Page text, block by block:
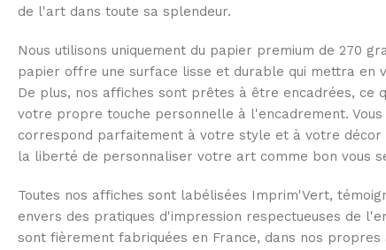
de l'art dans toute sa splendeur.
Nous utilisons uniquement du papier premium de 270
papier offre une surface lisse et durable qui mettra en
De plus, nos affiches sont prêtes à être encadrées, ce
votre propre touche personnelle à l'encadrement. Vous
correspond parfaitement à votre style et à votre décor
la liberté de personnaliser votre art comme bon vous
Toutes nos affiches sont labélisées Imprim'Vert,
envers des pratiques d'impression respectueuses de
sont fièrement fabriquées en France, dans nos